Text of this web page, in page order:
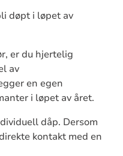
døpt i løpet av
er du hjertelig
av
en egen
i løpet av året.
dåp. Dersom
kontakt med en